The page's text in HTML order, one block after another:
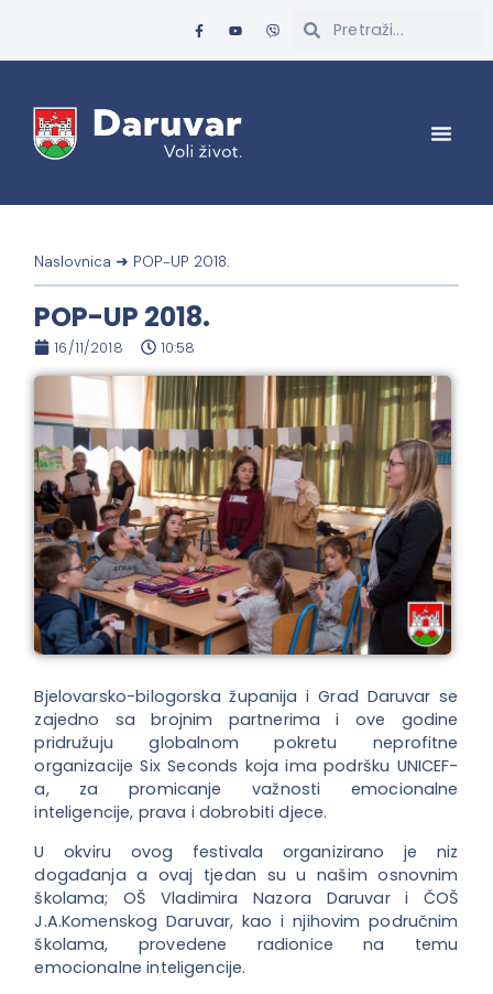
Naslovnica ➜ POP-UP 2018.
POP-UP 2018.
16/11/2018 10:58
Bjelovarsko-bilogorska županija i Grad Daruvar se
zajedno sa brojnim partnerima i ove godine
pridružuju globalnom pokretu neprofitne
organizacije Six Seconds koja ima podršku UNICEF-
a, za promicanje važnosti emocionalne
inteligencije, prava i dobrobiti djece.
U okviru ovog festivala organizirano je niz
događanja a ovaj tjedan su u našim osnovnim
školama; OŠ Vladimira Nazora Daruvar i ČOŠ
J.A.Komenskog Daruvar, kao i njihovim područnim
školama, provedene radionice na temu
emocionalne inteligencije.